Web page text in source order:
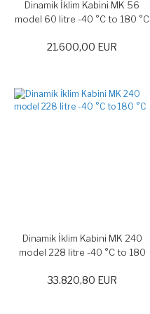
Dinamik İklim Kabini MK 56
model 60 litre -40 °C to 180 °C
21.600,00 EUR
Dinamik İklim Kabini MK 240
model 228 litre -40 °C to 180
33.820,80 EUR